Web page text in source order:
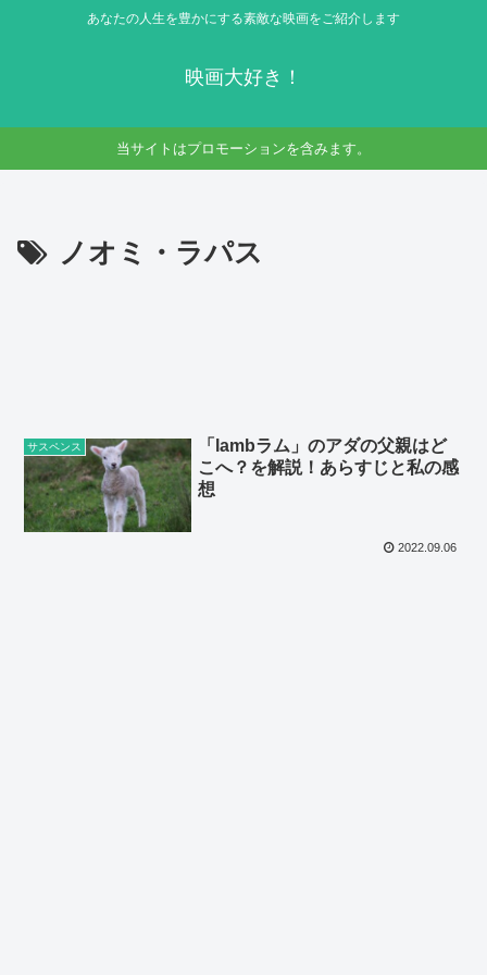
あなたの人生を豊かにする素敵な映画をご紹介します
映画大好き！
当サイトはプロモーションを含みます。
ノオミ・ラパス
サスペンス
「lambラム」のアダの父親はど
こへ？を解説！あらすじと私の感
想
2022.09.06